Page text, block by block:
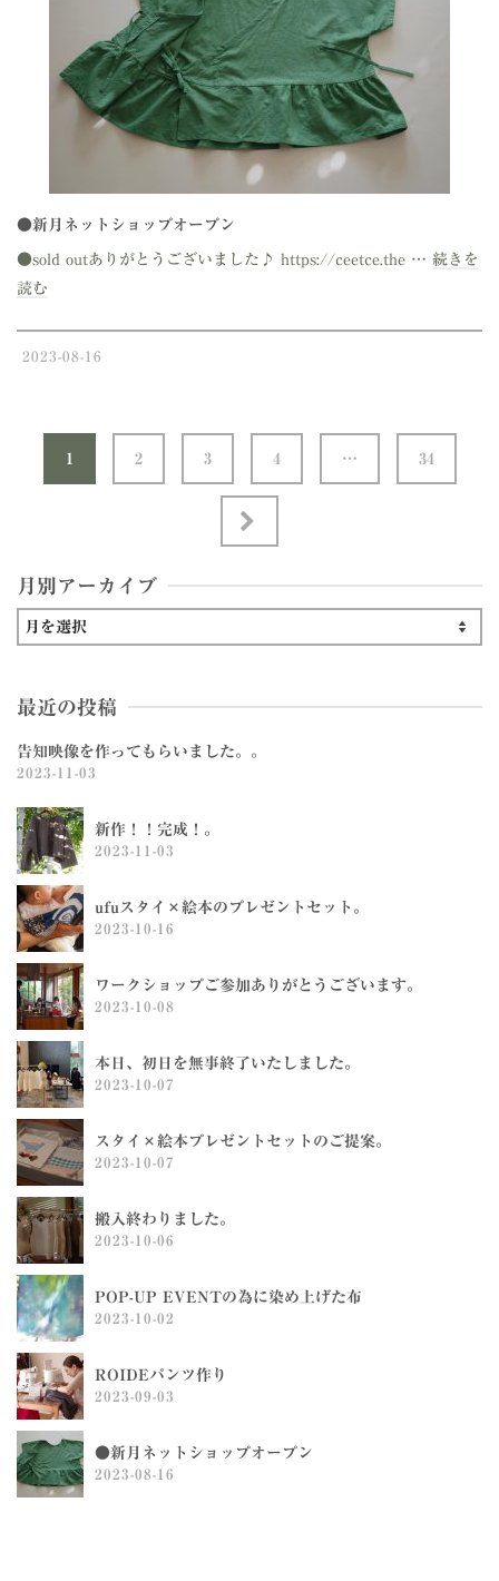
●新月ネットショップオープン
●sold outありがとうございました♪ https://ceetce.the … 続きを
読む
2023-08-16
1 2 3 4 … 34
月別アーカイブ
月
ー
イ
最近の投稿
告知映像を作ってもらいました。。
2023-11-03
新作！！完成！。
2023-11-03
ufuスタイ×絵本のプレゼントセット。
2023-10-16
ワークショップご参加ありがとうございます。
2023-10-08
本日、初日を無事終了いたしました。
2023-10-07
スタイ×絵本プレゼントセットのご提案。
2023-10-07
搬入終わりました。
2023-10-06
POP-UP EVENTの為に染め上げた布
2023-10-02
ROIDEパンツ作り
2023-09-03
●新月ネットショップオープン
2023-08-16